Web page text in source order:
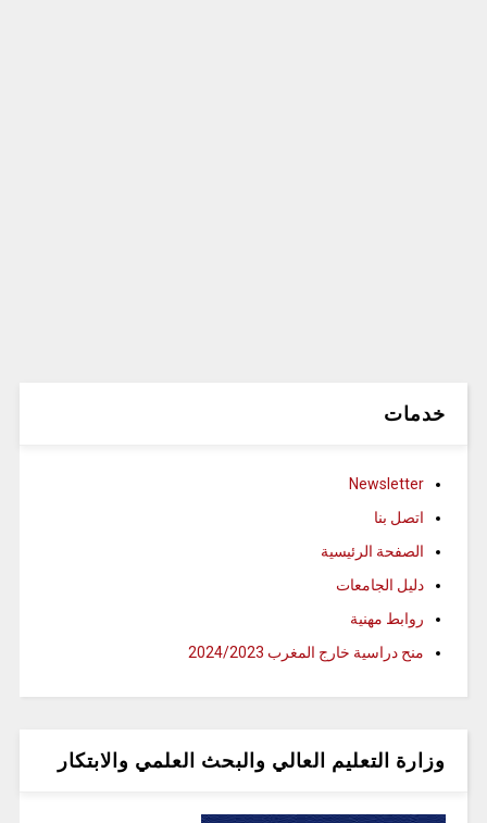
خدمات
Newsletter
اتصل بنا
الصفحة الرئيسية
دليل الجامعات
روابط مهنية
منح دراسية خارج المغرب 2024/2023
وزارة التعليم العالي والبحث العلمي والابتكار